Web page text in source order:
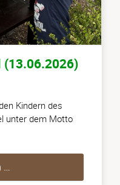
Kindern des
unter dem Motto
…